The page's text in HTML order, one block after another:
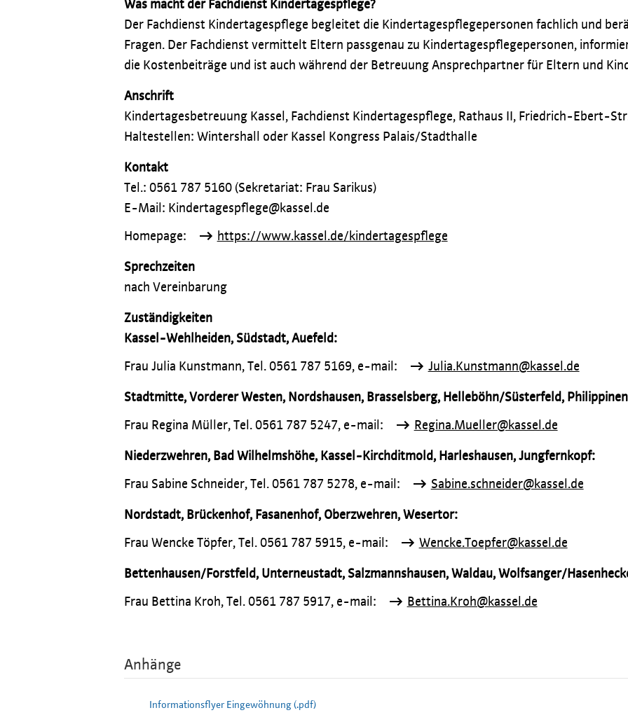
Was macht der Fachdienst Kindertagespflege?
Der Fachdienst Kindertagespflege begleitet die Kindertagespflegepersonen fachlich und
Fragen. Der Fachdienst vermittelt Eltern passgenau zu Kindertagespflegepersonen,
die Kostenbeiträge und ist auch während der Betreuung Ansprechpartner für Eltern und
Anschrift
Kindertagesbetreuung Kassel, Fachdienst Kindertagespflege, Rathaus II, Friedrich-Ebert-
Haltestellen: Wintershall oder Kassel Kongress Palais/Stadthalle
Kontakt
Tel.: 0561 787 5160 (Sekretariat: Frau Sarikus)
E-Mail: Kindertagespflege@kassel.de
Homepage: https://www.kassel.de/kindertagespflege
Sprechzeiten
nach Vereinbarung
Zuständigkeiten
Kassel-Wehlheiden, Südstadt, Auefeld:
Frau Julia Kunstmann, Tel. 0561 787 5169, e-mail: Julia.Kunstmann@kassel.de
Stadtmitte, Vorderer Westen, Nordshausen, Brasselsberg, Helleböhn/Süsterfeld,
Frau Regina Müller, Tel. 0561 787 5247, e-mail: Regina.Mueller@kassel.de
Niederzwehren, Bad Wilhelmshöhe, Kassel-Kirchditmold, Harleshausen, Jungfernkopf:
Frau Sabine Schneider, Tel. 0561 787 5278, e-mail: Sabine.schneider@kassel.de
Nordstadt, Brückenhof, Fasanenhof, Oberzwehren, Wesertor:
Frau Wencke Töpfer, Tel. 0561 787 5915, e-mail: Wencke.Toepfer@kassel.de
Bettenhausen/Forstfeld, Unterneustadt, Salzmannshausen, Waldau, Wolfsanger/
Frau Bettina Kroh, Tel. 0561 787 5917, e-mail: Bettina.Kroh@kassel.de
Anhänge
Informationsflyer Eingewöhnung (.pdf)